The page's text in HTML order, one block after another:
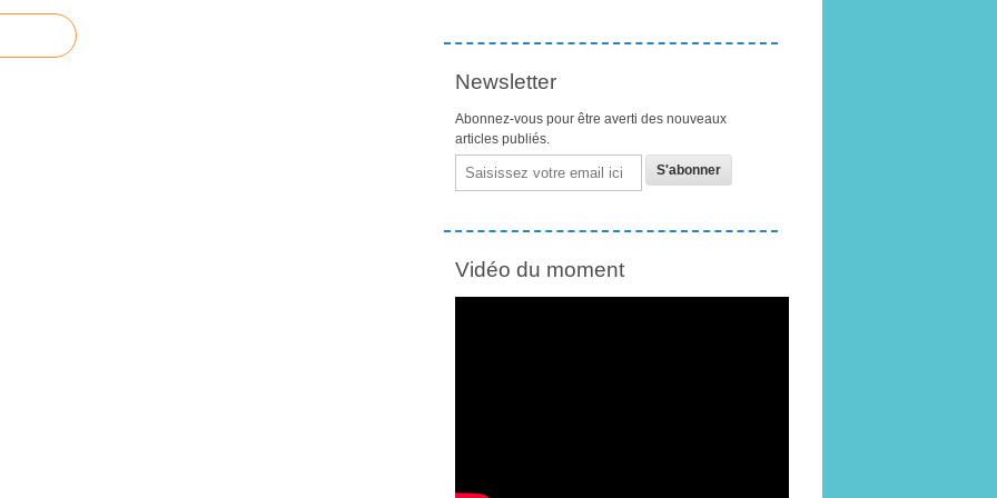
Newsletter
Abonnez-vous pour être averti des nouveaux
articles publiés.
Email
Vidéo du moment